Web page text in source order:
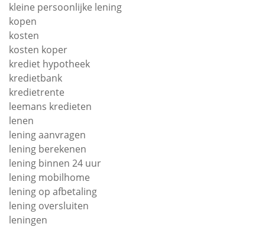
kleine persoonlijke lening
kopen
kosten
kosten koper
krediet hypotheek
kredietbank
kredietrente
leemans kredieten
lenen
lening aanvragen
lening berekenen
lening binnen 24 uur
lening mobilhome
lening op afbetaling
lening oversluiten
leningen